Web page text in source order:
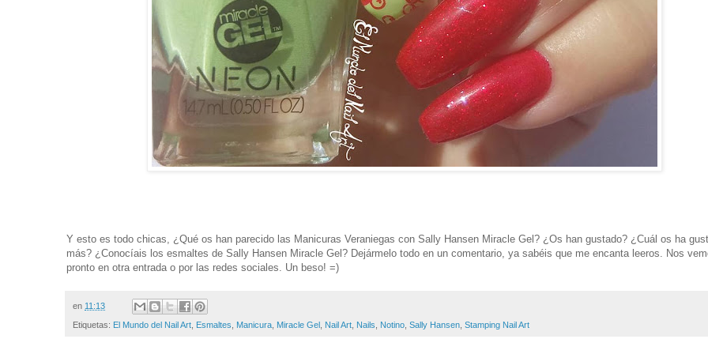
Y esto es todo chicas, ¿Qué os han parecido las Manicuras Veraniegas con Sally Hansen Miracle Gel? ¿Os han gustado? ¿Cuál os ha
más? ¿Conocíais los esmaltes de Sally Hansen Miracle Gel? Dejármelo todo en un comentario, ya sabéis que me encanta leeros. Nos
pronto en otra entrada o por las redes sociales. Un beso! =)
en 11:13
Etiquetas: El Mundo del Nail Art Esmaltes Manicura Miracle Gel Nail Art Nails Notino Sally Hansen Stamping Nail Art